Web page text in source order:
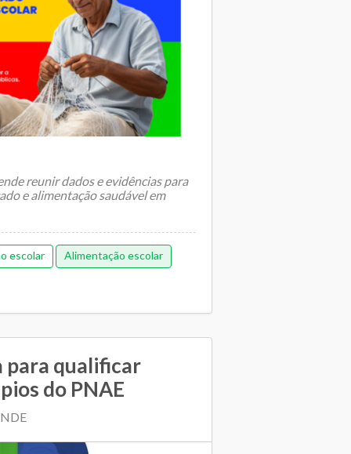
reunir dados e evidências para
e alimentação saudável em
escolar Alimentação escolar
para qualificar
do PNAE